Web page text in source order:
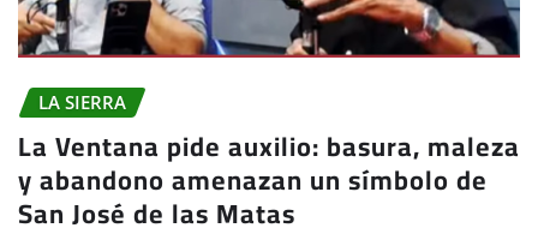
LA SIERRA
La Ventana pide auxilio: basura, maleza
y abandono amenazan un símbolo de
San José de las Matas